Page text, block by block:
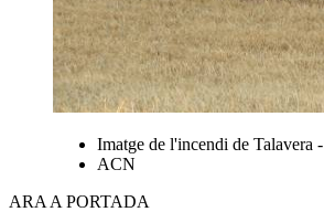
Imatge de l'incendi de Talavera -
ACN
ARA A PORTADA